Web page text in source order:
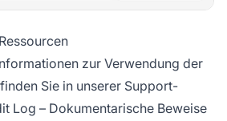
zur Verwendung der
Sie in unserer Support-
Log – Dokumentarische Beweise